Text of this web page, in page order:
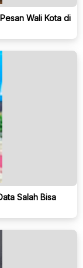
Wali Kota di
Salah Bisa